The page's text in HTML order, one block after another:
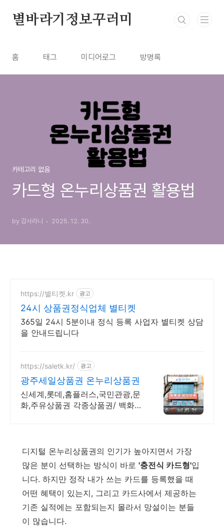
별바라기정보꾸러미
홈 태그 미디어로그 방명록
카테고리 없음
카드형 온누리상품권 활용법
by 감사라니 2025. 12. 30.
https://별티켓.kr 광고
24시 상품권정식업체 별티켓
365일 24시 5분이내 정식 등록 사업자 별티켓 상담
을 안내드립니다
https://saletk.kr/ 광고
광주세일상품권 온누리상품권
신세계,롯데,홈플러스,국민관광,문
화,주유상품권 각종상품권/ 백화점
디지털 온누리상품권의 인기가 높아지면서 가장
많은 분이 선택하는 방식이 바로 '충전식 카드형'입
니다. 하지만 정작 내가 쓰는 카드를 등록했을 때
어떤 혜택이 있는지, 그리고 카드사에서 제공하는
기존 실적에는 포함되는지 몰라서 망설이는 분들
이 많습니다.